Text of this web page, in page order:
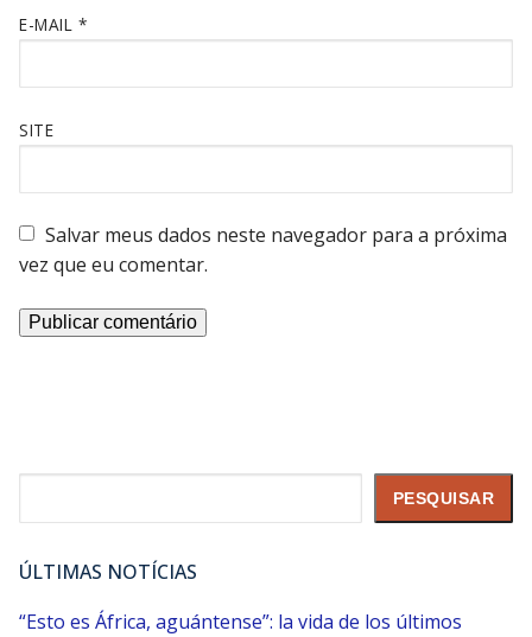
E-MAIL *
SITE
Salvar meus dados neste navegador para a próxima
vez que eu comentar.
PESQUISAR
ÚLTIMAS NOTÍCIAS
“Esto es África, aguántense”: la vida de los últimos